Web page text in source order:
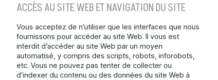
ACCÈS AU SITE WEB ET NAVIGATION DU SITE
Vous acceptez de n’utiliser que les interfaces que nous
fournissons pour accéder au site Web. Il vous est
interdit d’accéder au site Web par un moyen
automatisé, y compris des scripts, robots, inforobots,
etc. Vous ne pouvez pas tenter de collecter ou
d’indexer du contenu ou des données du site Web à